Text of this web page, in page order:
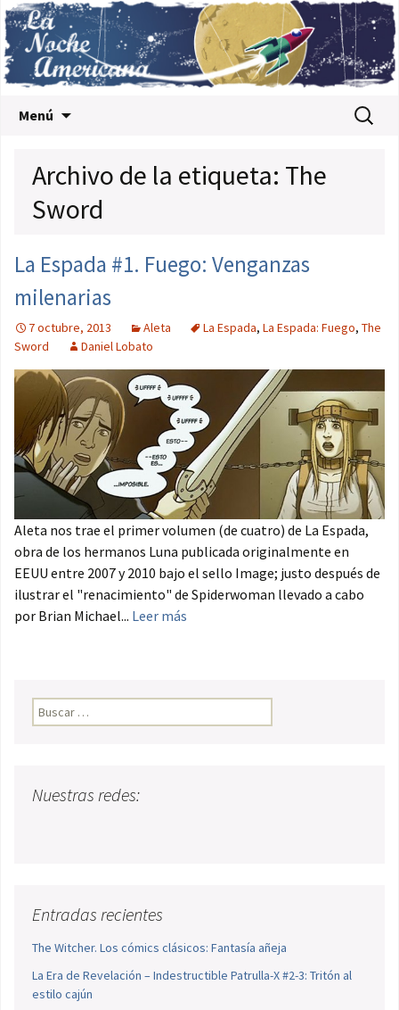
Menú Buscar:
Archivo de la etiqueta: The
Sword
La Espada #1. Fuego: Venganzas
milenarias
7 octubre, 2013 Aleta La Espada, La Espada: Fuego, The
Sword
Daniel Lobato
Aleta nos trae el primer volumen (de cuatro) de La Espada,
obra de los hermanos Luna publicada originalmente en
EEUU entre 2007 y 2010 bajo el sello Image; justo después de
ilustrar el "renacimiento" de Spiderwoman llevado a cabo
por Brian Michael... Leer más
Buscar:
Nuestras redes:
Entradas recientes
The Witcher. Los cómics clásicos: Fantasía añeja
La Era de Revelación – Indestructible Patrulla-X #2-3: Tritón al
estilo cajún